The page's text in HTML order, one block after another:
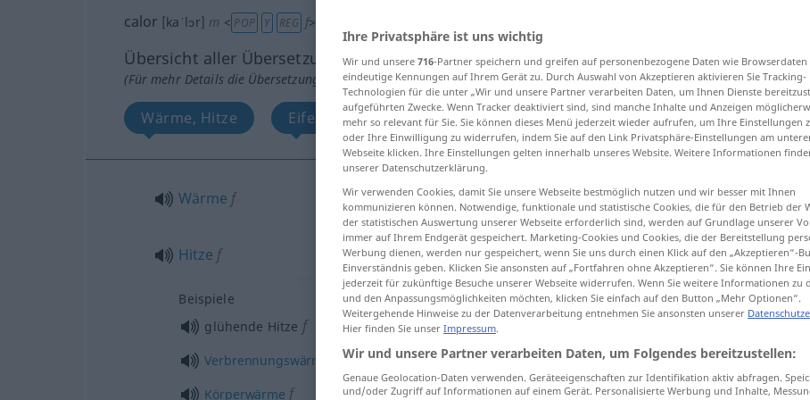
calor [kaˈlɔr] m < POP Y REG f>
Übersicht aller Übersetzungen
(Für mehr Details die Übersetzung anklicken/antippen)
Wärme, Hitze Eifer, Lebhaftigkeit Weitere Beispiele...
Wärme f calortb FIG
Hitze f calor más fuerte
Beispiele
glühende Hitze f
Verbrennungswärme
calor decombustión
Körperwärme f calorcorporal
Ihre Privatsphäre ist uns wichtig
Wir und unsere 716-Partner speichern und greifen auf personenbezogene Daten wie
eindeutige Kennungen auf Ihrem Gerät zu. Durch Auswahl von Akzeptieren aktivieren Sie Tracking-
Technologien für die unter „Wir und unsere Partner verarbeiten Daten, um Ihnen Dienste
aufgeführten Zwecke. Wenn Tracker deaktiviert sind, sind manche Inhalte und Anzeigen
mehr so relevant für Sie. Sie können dieses Menü jederzeit wieder aufrufen, um Ihre Einstellungen
oder Ihre Einwilligung zu widerrufen, indem Sie auf den Link Privatsphäre-Einstellungen am
Webseite klicken. Ihre Einstellungen gelten innerhalb unseres Website. Weitere Informationen
unserer Datenschutzerklärung.
Wir verwenden Cookies, damit Sie unsere Webseite bestmöglich nutzen und wir besser mit Ihnen
kommunizieren können. Notwendige, funktionale und statistische Cookies, die für den Betrieb der
der statistischen Auswertung unserer Webseite erforderlich sind, werden auf Grundlage unserer
immer auf Ihrem Endgerät gespeichert. Marketing-Cookies und Cookies, die der Bereitstellung
Werbung dienen, werden nur gespeichert, wenn Sie uns durch einen Klick auf den „Akzeptieren“-
Einverständnis geben. Klicken Sie ansonsten auf „Fortfahren ohne Akzeptieren“. Sie können Ihre
jederzeit für zukünftige Besuche unserer Webseite widerrufen. Wenn Sie weitere Informationen zu
und den Anpassungsmöglichkeiten möchten, klicken Sie einfach auf den Button „Mehr Optionen“.
Weitergehende Hinweise zu der Datenverarbeitung entnehmen Sie ansonsten unserer
Hier finden Sie unser Impressum.
Wir und unsere Partner verarbeiten Daten, um Folgendes bereitzustellen:
Genaue Geolocation-Daten verwenden. Geräteeigenschaften zur Identifikation aktiv abfragen.
und/oder Zugriff auf Informationen auf einem Gerät. Personalisierte Werbung und Inhalte,